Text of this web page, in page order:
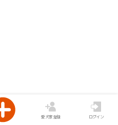
愛犬家登録 ログイン